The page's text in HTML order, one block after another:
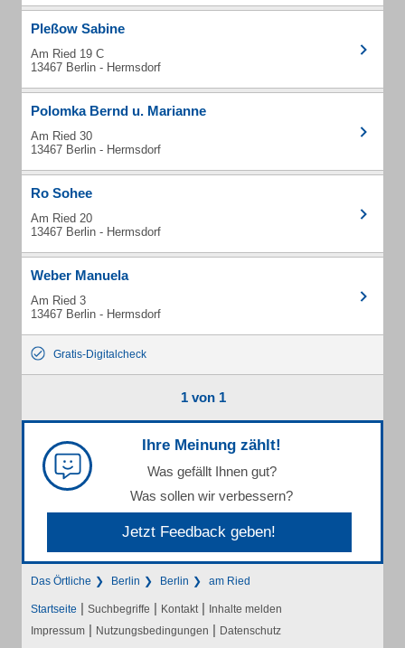
Pleßow Sabine
Am Ried 19 C
13467 Berlin - Hermsdorf
Polomka Bernd u. Marianne
Am Ried 30
13467 Berlin - Hermsdorf
Ro Sohee
Am Ried 20
13467 Berlin - Hermsdorf
Weber Manuela
Am Ried 3
13467 Berlin - Hermsdorf
Gratis-Digitalcheck
1 von 1
Ihre Meinung zählt!
Was gefällt Ihnen gut?
Was sollen wir verbessern?
Jetzt Feedback geben!
Das Örtliche Berlin Berlin am Ried
Startseite | Suchbegriffe | Kontakt | Inhalte melden
Impressum | Nutzungsbedingungen | Datenschutz